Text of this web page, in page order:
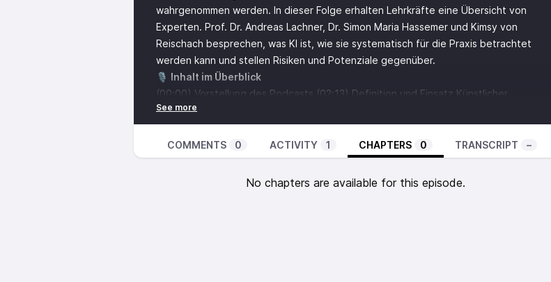
wahrgenommen werden. In dieser Folge erhalten Lehrkräfte eine Übersicht von
Experten. Prof. Dr. Andreas Lachner, Dr. Simon Maria Hassemer und Kimsy von
Reischach besprechen, was KI ist, wie sie systematisch für die Praxis betrachtet
werden kann und stellen Risiken und Potenziale gegenüber.
🎙️ Inhalt im Überblick
(00:00) Vorstellung des Podcasts (02:13) Definition und Einsatz Künstlicher
Intelligenz (06:23) Das Dagstuhl-Dreieck (07:31) Chancen und Grenzen von KI in der
Bildung (11:43) Entzauberung von KI (13:31) Prompting (16:04) Richtlinien und
Regularien zur Nutzung im schulischen Kontext (19:20) Ein kritisch-optimistischer Blick
(21:27) Digital Divide und Bias (23:07) EU AI Act (24:11) Visionen von Andi und Simon
COMMENTS 0 ACTIVITY 1 CHAPTERS 0 TRANSCRIPT –
No chapters are available for this episode.